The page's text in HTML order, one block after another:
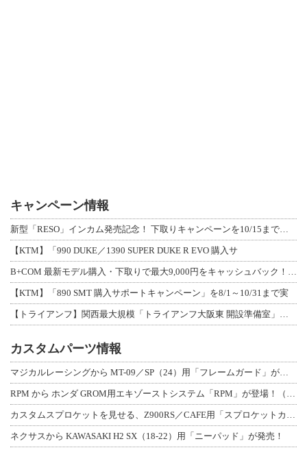
キャンペーン情報
新型「RESO」インカム発売記念！ 下取りキャンペーンを10/15まで延長して開
【KTM】「990 DUKE／1390 SUPER DUKE R EVO 購入サ
B+COM 最新モデル購入・下取りで最大9,000円をキャッシュバック！「B+F
【KTM】「890 SMT 購入サポートキャンペーン」を8/1～10/31まで実
【トライアンフ】関西最大規模「トライアンフ大阪東 開設準備室」がオープン！ 限定
カスタムパーツ情報
マジカルレーシングから MT-09／SP（24）用「フレームガード」が登場！
RPM から ホンダ GROM用エキゾーストシステム「RPM」が登場！（動画あり
カスタムスプロケットを見せる、Z900RS／CAFE用「スプロケットカバーフルキ
ネクサスから KAWASAKI H2 SX（18-22）用「ニーパッド」が発売！